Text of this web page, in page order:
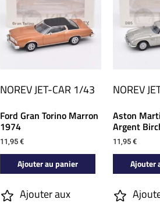
NOREVJET-CAR 1/43
Ford Gran Torino Marron
1974
11,95€
Ajouter au panier
Ajouter aux
NOREV
Aston
Argent
11,95 €
Ajouter